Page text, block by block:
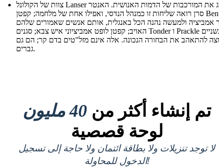
צוות של הקולונל Lanser מייצג את המורכבות של הדמות האנושית. האנטר
סרן רואה שליחות זו כמנהל הנדסי, ואפילו אחת של מלחמה; קפטן Bentick
אמביציה ולמעשה נהנה הכל באנגלית, אותם אנשים שאמורים שלהם
האויב; קפטן לופט אמביציוני איש צבא; סגנים Tonder ו Prackle הם רגשניים
להתאהב את הבחורה הנכונה. אלה אינם מזל"טים בדם קר; הם גם
גברים.
تم إنشاء أكثر من 40 مليون
لوحة قصصية
لا توجد تنزيلات ولا بطاقة ائتمان ولا حاجة إلى تسجيل
الدخول للمحاولة!